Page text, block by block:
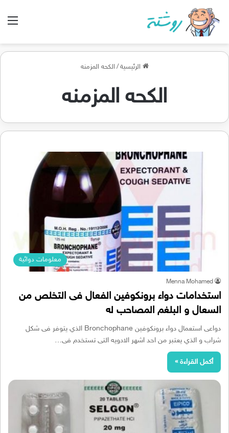
الرئيسية / الكحه المزمنه
الكحه المزمنه
معلومات دوائية
Menna Mohamed
استخدامات دواء برونكوفين الفعال فى التخلص من
السعال و البلغم المصاحب له
دواعى استعمال دواء برونكوفين Bronchophane الذي يتوفر فى شكل
شراب و الذي يعتبر من احد اشهر الادويه التى تستخدم فى…
أكمل القراءة »